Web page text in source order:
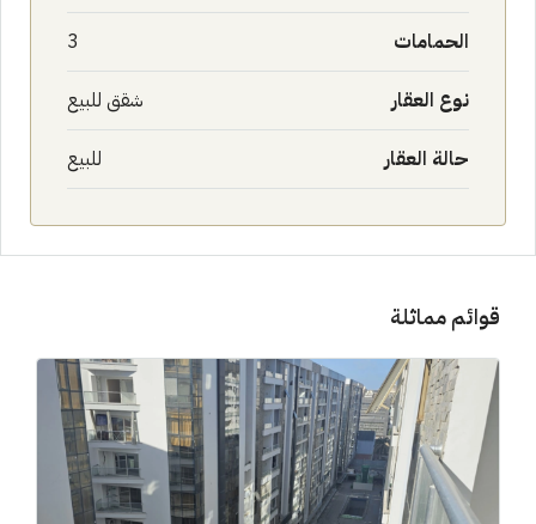
الحمامات 3
نوع العقار شقق للبيع
حالة العقار للبيع
قوائم مماثلة